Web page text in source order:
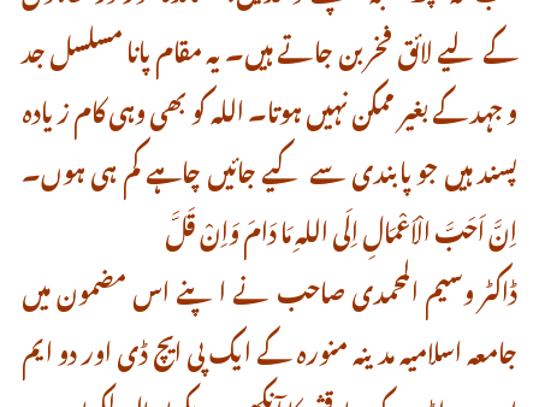
کے لیے لائق فخر بن جاتے ہیں۔ یہ مقام پانا مسلسل جد
و جہد کے بغیر ممکن نہیں ہوتا۔ اللہ کو بھی وہی کام زیادہ
پسند ہیں جو پابندی سے کیے جائیں چاہے کم ہی ہوں۔
اِنَّ اَحَبَّ الْاَعْمَالِ اِلَى اللهِ مَا دَامَ وَاِنْ قَلَّ
ڈاکٹر وسیم المحمدی صاحب نے اپنے اس مضمون میں
جامعہ اسلامیہ مدینہ منورہ کے ایک پی ایچ ڈی اور دو ایم